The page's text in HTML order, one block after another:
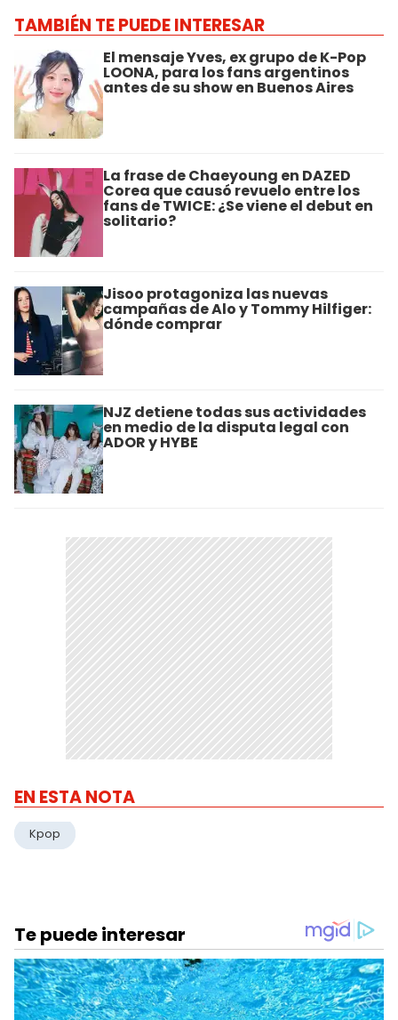
TAMBIÉN TE PUEDE INTERESAR
El mensaje Yves, ex grupo de K-Pop
LOONA, para los fans argentinos
antes de su show en Buenos Aires
La frase de Chaeyoung en DAZED
Corea que causó revuelo entre los
fans de TWICE: ¿Se viene el debut en
solitario?
Jisoo protagoniza las nuevas
campañas de Alo y Tommy Hilfiger:
dónde comprar
NJZ detiene todas sus actividades
en medio de la disputa legal con
ADOR y HYBE
EN ESTA NOTA
Kpop